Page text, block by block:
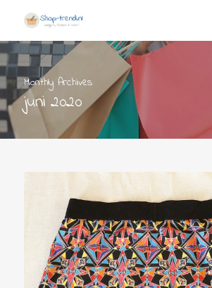
Monthly Archives
juni 2020